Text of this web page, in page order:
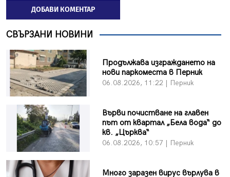
ДОБАВИ КОМЕНТАР
СВЪРЗАНИ НОВИНИ
Продължава изграждането на
нови паркоместа в Перник
06.08.2026, 11:22 | Перник
Върви почистване на главен
път от квартал „Бела вода“ до
кв. „Църква“
06.08.2026, 10:57 | Перник
Много заразен вирус върлува в